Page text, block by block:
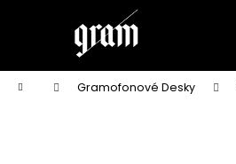
Domů Gramofonové Desky
í
Zpět
do
obchodu
Zpět
do
obchodu